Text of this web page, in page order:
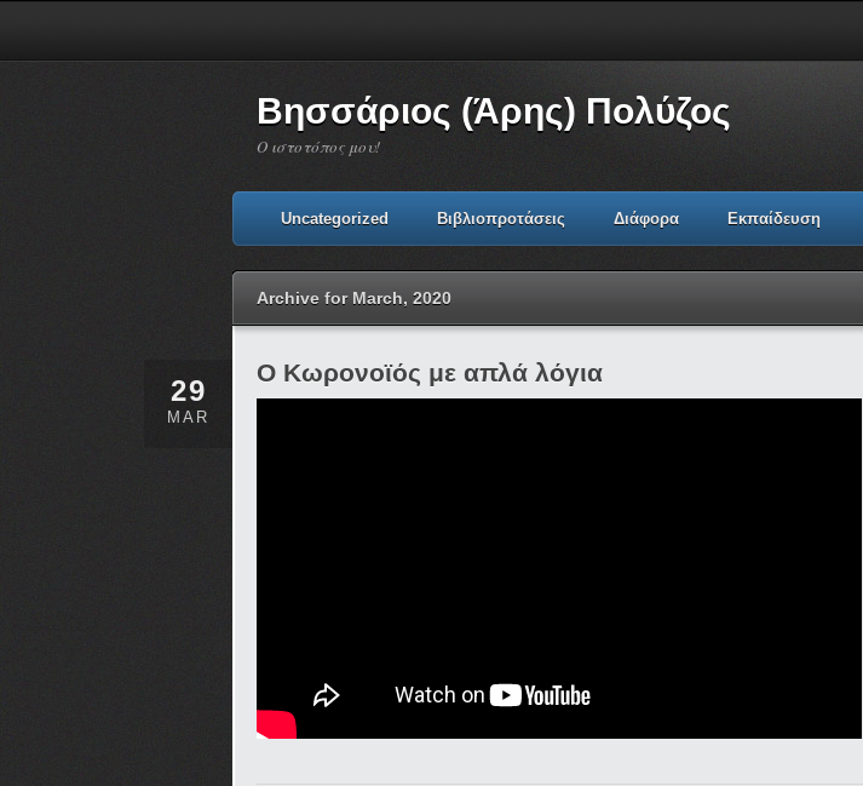
Βησσάριος (Άρης) Πολύζος
Ο ιστοτόπος μου!
Uncategorized Βιβλιοπροτάσεις Διάφορα Εκπαίδευση
Archive for March, 2020
29
MAR
Ο Κωρονοϊός με απλά λόγια